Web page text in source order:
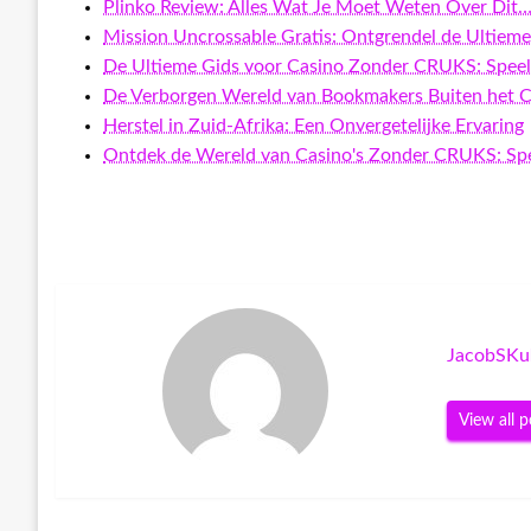
Plinko Review: Alles Wat Je Moet Weten Over Dit…
Mission Uncrossable Gratis: Ontgrendel de
De Ultieme Gids voor Casino Zonder CRUKS:
De Verborgen Wereld van Bookmakers Buiten het
Herstel in Zuid-Afrika: Een Onvergetelijke Ervaring
Ontdek de Wereld van Casino's Zonder CRUKS:
View all